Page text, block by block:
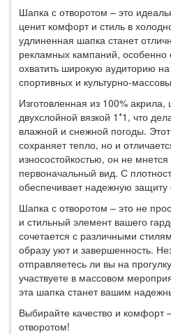
Шапка с отворотом – это
ценит комфорт и стиль в
удлиненная шапка станет
рекламных кампаний, особенно
охватить широкую аудиторию
спортивных и культурно-
Изготовленная из 100%
двухслойной вязкой 1*1, что
влажной и снежной погоды.
сохраняет тепло, но и
износостойкостью, он не
первоначальный вид. С
обеспечивает надежную защиту
Шапка с отворотом – это не
и стильный элемент вашего
сочетается с различными
образу уют и завершенность.
отправляетесь ли вы на
участвуете в массовом
эта шапка станет вашим
Выбирайте качество и комфорт
отворотом!